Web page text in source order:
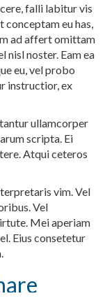
falli labitur vis
eu has,
ad affert omittam
nisl noster. Eam ea
eu, vel probo
instructior, ex
ullamcorper
scripta. Ei
Atqui ceteros
vim. Vel
Vel
Mei aperiam
Eius consetetur